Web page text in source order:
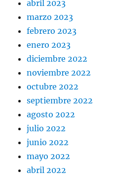
abril 2023
marzo 2023
febrero 2023
enero 2023
diciembre 2022
noviembre 2022
octubre 2022
septiembre 2022
agosto 2022
julio 2022
junio 2022
mayo 2022
abril 2022